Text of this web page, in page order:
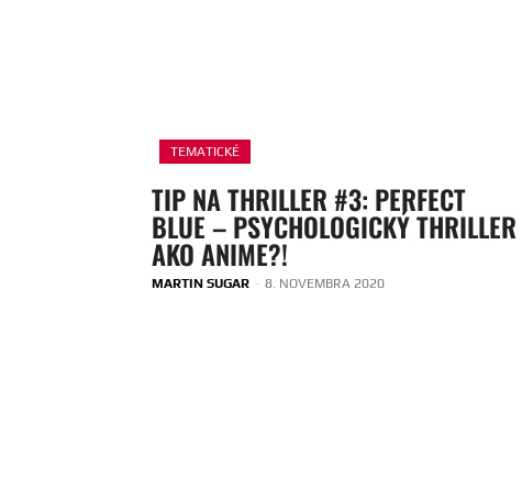
TEMATICKÉ
TIP NA THRILLER #3: PERFECT
BLUE – PSYCHOLOGICKÝ THRILLER
AKO ANIME?!
MARTIN SUGAR - 8. NOVEMBRA 2020